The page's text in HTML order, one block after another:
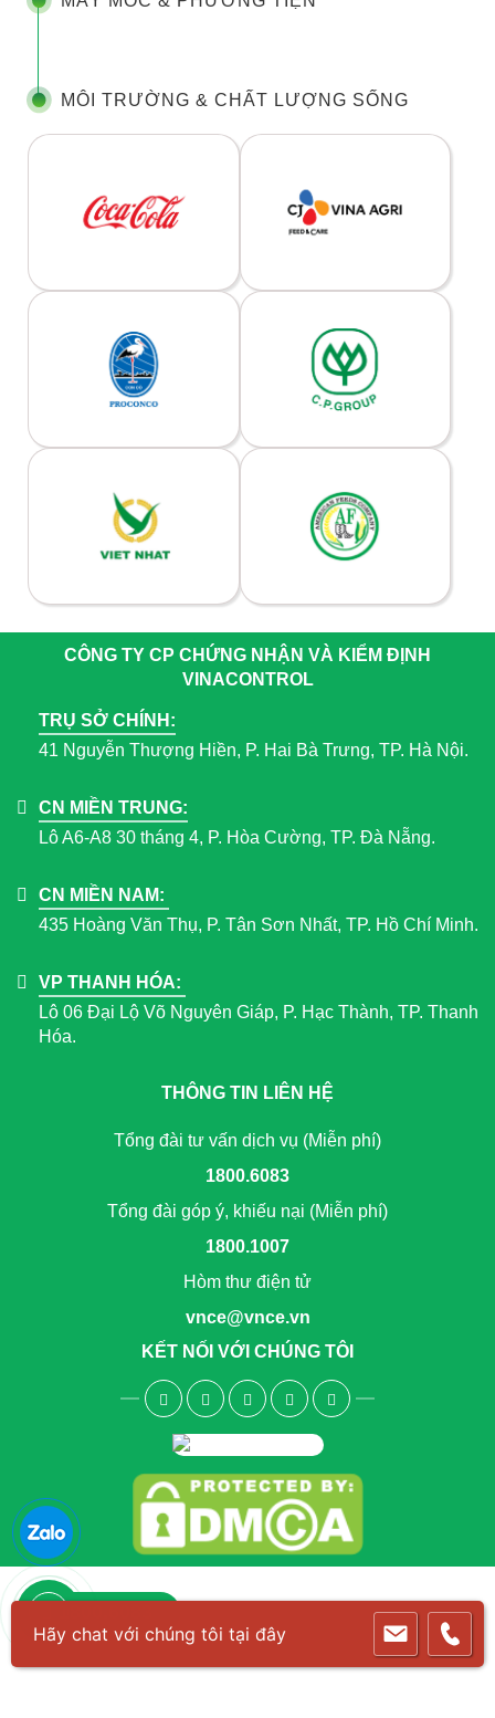
MÔI TRƯỜNG & CHẤT LƯỢNG SỐNG
CÔNG TY CP CHỨNG NHẬN VÀ KIỂM ĐỊNH
VINACONTROL
TRỤ SỞ CHÍNH:
41 Nguyễn Thượng Hiền, P. Hai Bà Trưng, TP. Hà Nội.
CN MIỀN TRUNG:
Lô A6-A8 30 tháng 4, P. Hòa Cường, TP. Đà Nẵng.
CN MIỀN NAM:
435 Hoàng Văn Thụ, P. Tân Sơn Nhất, TP. Hồ Chí Minh.
VP THANH HÓA:
Lô 06 Đại Lộ Võ Nguyên Giáp, P. Hạc Thành, TP. Thanh
Hóa.
THÔNG TIN LIÊN HỆ
Tổng đài tư vấn dịch vụ (Miễn phí)
1800.6083
Tổng đài góp ý, khiếu nại (Miễn phí)
1800.1007
Hòm thư điện tử
vnce@vnce.vn
KẾT NỐI VỚI CHÚNG TÔI
Hãy chat với chúng tôi tại đây